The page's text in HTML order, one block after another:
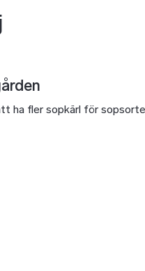
ha fler sopkärl för